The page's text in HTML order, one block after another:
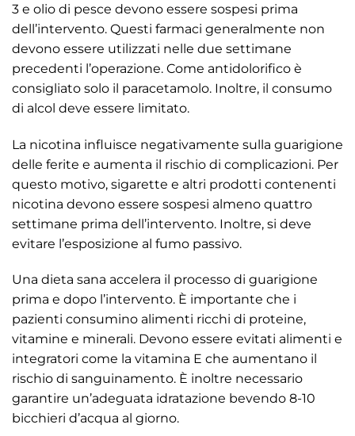
3 e olio di pesce devono essere sospesi prima
dell’intervento. Questi farmaci generalmente non
devono essere utilizzati nelle due settimane
precedenti l’operazione. Come antidolorifico è
consigliato solo il paracetamolo. Inoltre, il consumo
di alcol deve essere limitato.
La nicotina influisce negativamente sulla guarigione
delle ferite e aumenta il rischio di complicazioni. Per
questo motivo, sigarette e altri prodotti contenenti
nicotina devono essere sospesi almeno quattro
settimane prima dell’intervento. Inoltre, si deve
evitare l’esposizione al fumo passivo.
Una dieta sana accelera il processo di guarigione
prima e dopo l’intervento. È importante che i
pazienti consumino alimenti ricchi di proteine,
vitamine e minerali. Devono essere evitati alimenti e
integratori come la vitamina E che aumentano il
rischio di sanguinamento. È inoltre necessario
garantire un’adeguata idratazione bevendo 8-10
bicchieri d’acqua al giorno.